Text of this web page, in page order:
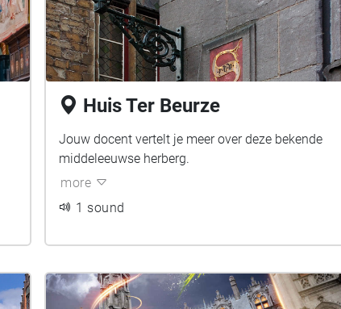
Huis Ter Beurze
Jouw docent vertelt je meer over deze bekende
middeleeuwse herberg.
more
1 sound